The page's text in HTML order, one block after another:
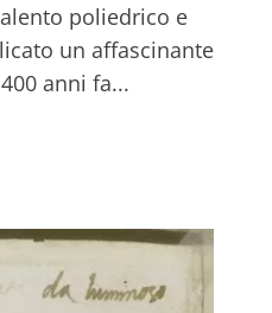
poliedrico e
un affascinante
anni fa...